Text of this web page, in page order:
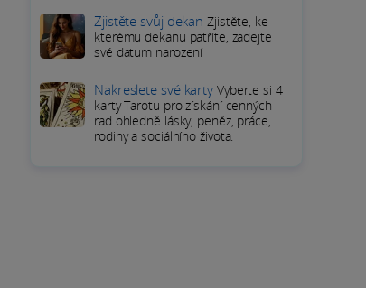
Zjistěte svůj dekan Zjistěte, ke
kterému dekanu patříte, zadejte
své datum narození
Nakreslete své karty Vyberte si 4
karty Tarotu pro získání cenných
rad ohledně lásky, peněz, práce,
rodiny a sociálního života.